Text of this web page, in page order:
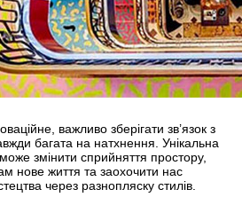
важливо зберігати зв’язок з
багата на натхнення. Унікальна
може змінити сприйняття простору,
нове життя та заохочити нас
через разнопляску стилів.